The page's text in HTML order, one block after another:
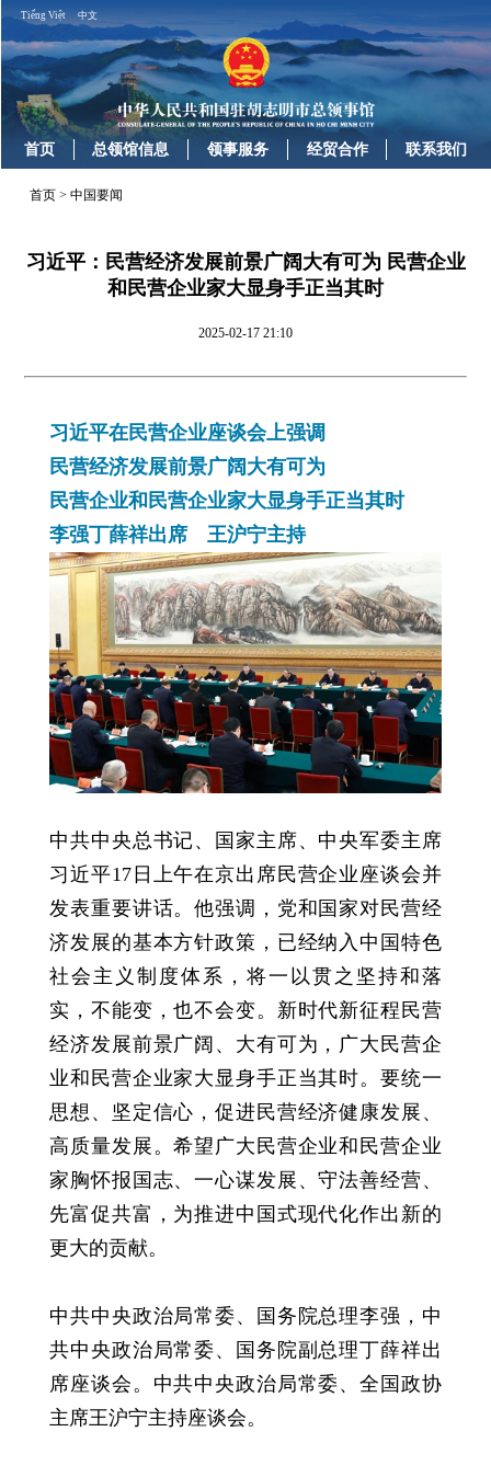
Tiếng Việt 中文
首页 总领馆信息 领事服务 经贸合作 联系我们
首页 >中国要闻
习近平：民营经济发展前景广阔大有可为 民营企业
和民营企业家大显身手正当其时
2025-02-17 21:10
习近平在民营企业座谈会上强调
民营经济发展前景广阔大有可为
民营企业和民营企业家大显身手正当其时
李强丁薛祥出席 王沪宁主持
中共中央总书记、国家主席、中央军委主席
习近平17日上午在京出席民营企业座谈会并
发表重要讲话。他强调，党和国家对民营经
济发展的基本方针政策，已经纳入中国特色
社会主义制度体系，将一以贯之坚持和落
实，不能变，也不会变。新时代新征程民营
经济发展前景广阔、大有可为，广大民营企
业和民营企业家大显身手正当其时。要统一
思想、坚定信心，促进民营经济健康发展、
高质量发展。希望广大民营企业和民营企业
家胸怀报国志、一心谋发展、守法善经营、
先富促共富，为推进中国式现代化作出新的
更大的贡献。
中共中央政治局常委、国务院总理李强，中
共中央政治局常委、国务院副总理丁薛祥出
席座谈会。中共中央政治局常委、全国政协
主席王沪宁主持座谈会。